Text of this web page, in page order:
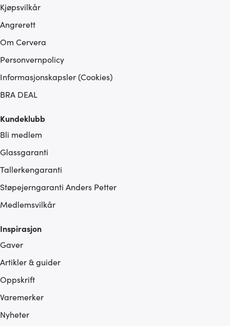
Kjøpsvilkår
Angrerett
Om Cervera
Personvernpolicy
Informasjonskapsler (Cookies)
BRA DEAL
Kundeklubb
Bli medlem
Glassgaranti
Tallerkengaranti
Støpejerngaranti Anders Petter
Medlemsvilkår
Inspirasjon
Gaver
Artikler & guider
Oppskrift
Varemerker
Nyheter